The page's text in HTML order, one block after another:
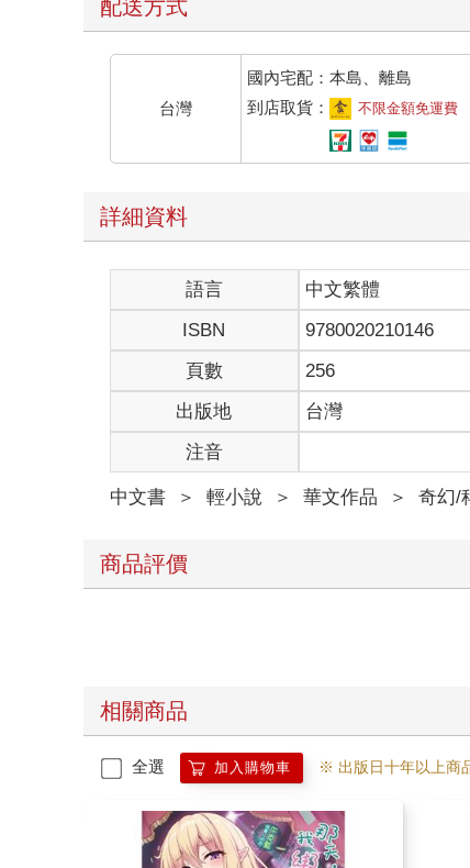
由於都市傳說引起的話題，這場不明所以的展覽
但絕大多數人也只是匆匆瞥過一眼，並沒有感受
人潮離去，最終展覽也變得乏人問津。
「沒想到會在這裡看到。」
凝視著面前的油畫，嘴角勾起的她低語著。
已沒什麼人氣的展覽，今日有一位遊客悄悄拜訪。
不同於那些想見證都市傳說的好奇者，少女的表情
「那時候是這個樣子呀……」
她的語氣中帶著懷念──甚至是幾絲後悔。
眼前的世界並沒有變化，畫中的原野仍然碧綠，
只是在現實中，卻多了幾道扭動的火紅。
少女的肩上燃起火焰。
五臟六腑在燃燒著，就是字面上的意思，耳邊
化為一顆火球的少女朝畫作伸出了手，在她的視
接著，眼前世界似乎也出現了一點偏差──因為
熊熊燃燒的少女仍勾著嘴角，彷彿在享受著這突
最終，連她的右眼也已被噴發的火焰吞噬，世界
但少女的另一手尚未失去，所以她終究觸摸到了畫
隨著指尖感受到的那抹冰涼，少女身上的火焰一
最終世界重回光明，似乎再次回復正常，少女失
面對著這幅被命名為《家》的魔鬼畫作，少女充
但那些畫作跟人類作品的差異，並非是來自繪畫的
而是──
Chapter 1. 來自遠方的風
夏季湛藍的青空下，是彷彿無限延伸的翠綠草原。
連綿的綠地中有著一座平緩的小山丘，頂端被
配送方式
台灣
國內宅配：本島、離島
到店取貨：
不限金額免運費
詳細資料
語言 中文繁體
ISBN
9780020210146
頁數
256
出版地
台灣
注音
中文書 ＞ 輕小說 ＞ 華文作品 ＞ 奇幻/
商品評價
相關商品
全選 加入購物車 ※ 出版日十年以上商